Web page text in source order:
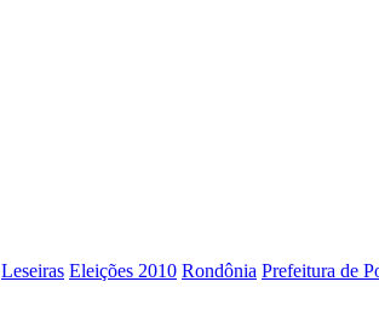
Leseiras Eleições 2010 Rondônia Prefeitura de